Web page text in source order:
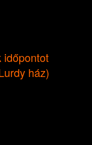
időpontot
ház)